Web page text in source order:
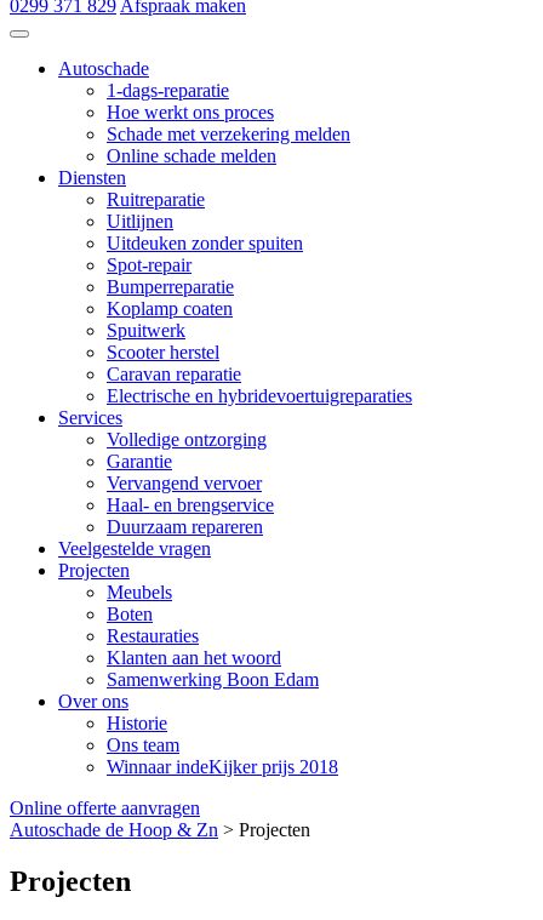
0299 371 829 Afspraak maken
Autoschade
1-dags-reparatie
Hoe werkt ons proces
Schade met verzekering melden
Online schade melden
Diensten
Ruitreparatie
Uitlijnen
Uitdeuken zonder spuiten
Spot-repair
Bumperreparatie
Koplamp coaten
Spuitwerk
Scooter herstel
Caravan reparatie
Electrische en hybridevoertuigreparaties
Services
Volledige ontzorging
Garantie
Vervangend vervoer
Haal- en brengservice
Duurzaam repareren
Veelgestelde vragen
Projecten
Meubels
Boten
Restauraties
Klanten aan het woord
Samenwerking Boon Edam
Over ons
Historie
Ons team
Winnaar indeKijker prijs 2018
Online offerte aanvragen
Autoschade de Hoop & Zn > Projecten
Projecten